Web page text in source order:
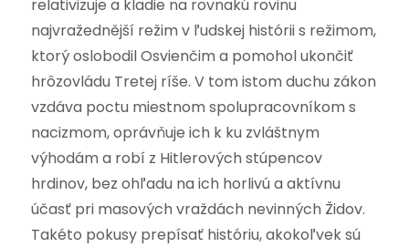
relativizuje a kladie na rovnakú rovinu
najvražednější režim v ľudskej histórii s režimom,
ktorý oslobodil Osvienčim a pomohol ukončiť
hrôzovládu Tretej ríše. V tom istom duchu zákon
vzdáva poctu miestnom spolupracovníkom s
nacizmom, oprávňuje ich k ku zvláštnym
výhodám a robí z Hitlerových stúpencov
hrdinov, bez ohľadu na ich horlivú a aktívnu
účasť pri masových vraždách nevinných Židov.
Takéto pokusy prepísať históriu, akokoľvek sú